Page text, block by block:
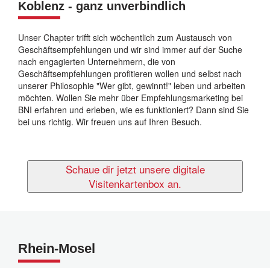
Koblenz - ganz unverbindlich
Unser Chapter trifft sich wöchentlich zum Austausch von
Geschäftsempfehlungen und wir sind immer auf der Suche
nach engagierten Unternehmern, die von
Geschäftsempfehlungen profitieren wollen und selbst nach
unserer Philosophie "Wer gibt, gewinnt!" leben und arbeiten
möchten. Wollen Sie mehr über Empfehlungsmarketing bei
BNI erfahren und erleben, wie es funktioniert? Dann sind Sie
bei uns richtig. Wir freuen uns auf Ihren Besuch.
Schaue dir jetzt unsere digitale
Visitenkartenbox an.
Rhein-Mosel